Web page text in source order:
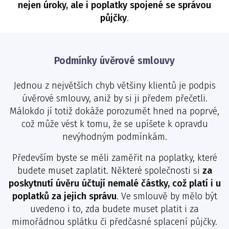
nejen úroky, ale i poplatky spojené se správou
půjčky.
Podmínky úvěrové smlouvy
Jednou z největších chyb většiny klientů je podpis
úvěrové smlouvy, aniž by si ji předem přečetli.
Málokdo jí totiž dokáže porozumět hned na poprvé,
což může vést k tomu, že se upíšete k opravdu
nevýhodným podmínkám.
Především byste se měli zaměřit na poplatky, které
budete muset zaplatit. Některé společnosti si za
poskytnutí úvěru účtují nemalé částky, což platí i u
poplatků za jejich správu. Ve smlouvě by mělo být
uvedeno i to, zda budete muset platit i za
mimořádnou splátku či předčasné splacení půjčky.